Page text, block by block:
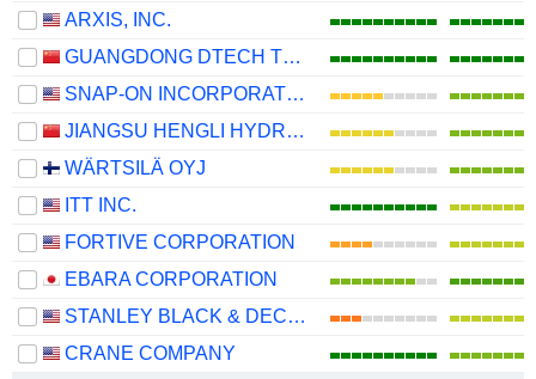
ARXIS, INC.
GUANGDONG DTECH TECHNOLOGY CO., LTD.
SNAP-ON INCORPORATED
JIANGSU HENGLI HYDRAULIC CO.,LTD
WÄRTSILÄ OYJ
ITT INC.
FORTIVE CORPORATION
EBARA CORPORATION
STANLEY BLACK & DECKER, INC.
CRANE COMPANY